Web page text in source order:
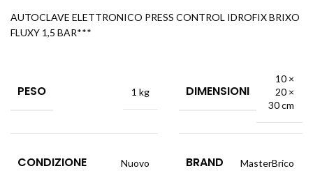
AUTOCLAVE ELETTRONICO PRESS CONTROL IDROFIX BRIXO
FLUXY 1,5 BAR***
PESO 1 kg DIMENSIONI
10 ×
20 ×
30 cm
CONDIZIONE Nuovo BRAND MasterBrico